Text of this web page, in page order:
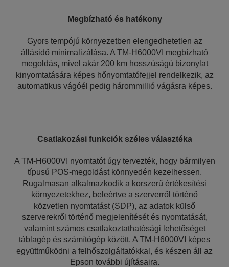
Megbízható és hatékony
Gyors tempójú környezetben elengedhetetlen az
állásidő minimalizálása. A TM-H6000VI megbízható
megoldás, mivel akár 200 km hosszúságú bizonylat
kinyomtatására képes hőnyomtatófejjel rendelkezik, az
automatikus vágóél pedig hárommillió vágásra képes.
Csatlakozási funkciók széles választéka
A TM-H6000VI nyomtatót úgy tervezték, hogy bármilyen
típusú POS-megoldást könnyedén kezelhessen.
Rugalmasan alkalmazkodik a korszerű értékesítési
környezetekhez, beleértve a szerverről történő
közvetlen nyomtatást (SDP), az adatok külső
szerverekről történő megjelenítését és nyomtatását,
valamint számos csatlakoztathatósági lehetőséget
táblagép és számítógép között. A TM-H6000VI képes
együttműködni a felhőszolgáltatókkal, és készen áll az
Epson további újításaira.